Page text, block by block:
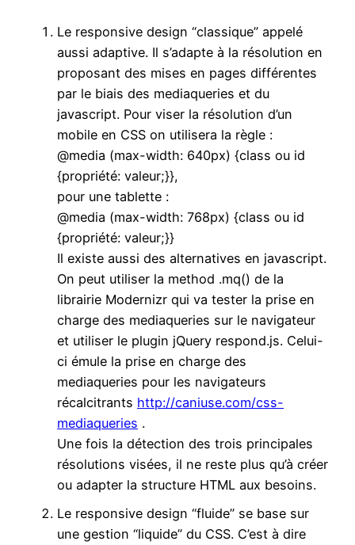
Le responsive design “classique” appelé
aussi adaptive. Il s’adapte à la résolution en
proposant des mises en pages différentes
par le biais des mediaqueries et du
javascript. Pour viser la résolution d’un
mobile en CSS on utilisera la règle :
@media (max-width: 640px) {class ou id
{propriété: valeur;}},
pour une tablette :
@media (max-width: 768px) {class ou id
{propriété: valeur;}}
Il existe aussi des alternatives en javascript.
On peut utiliser la method .mq() de la
librairie Modernizr qui va tester la prise en
charge des mediaqueries sur le navigateur
et utiliser le plugin jQuery respond.js. Celui-
ci émule la prise en charge des
mediaqueries pour les navigateurs
récalcitrants http://caniuse.com/css-
mediaqueries .
Une fois la détection des trois principales
résolutions visées, il ne reste plus qu’à créer
ou adapter la structure HTML aux besoins.
Le responsive design “fluide” se base sur
une gestion “liquide” du CSS. C’est à dire